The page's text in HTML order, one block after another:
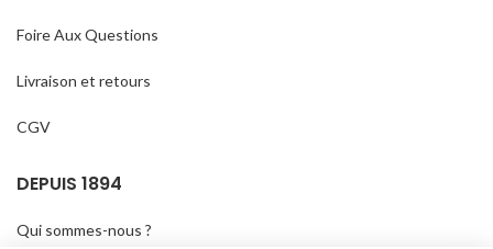
Foire Aux Questions
Livraison et retours
CGV
DEPUIS 1894
Qui sommes-nous ?